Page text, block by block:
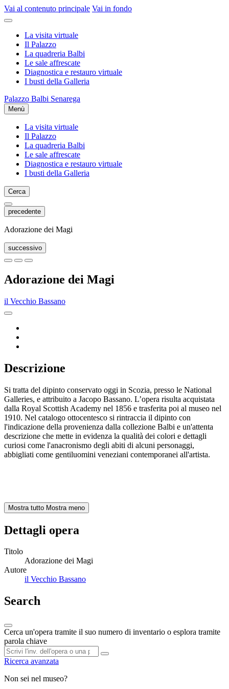
Vai al contenuto principale Vai in fondo
La visita virtuale
Il Palazzo
La quadreria Balbi
Le sale affrescate
Diagnostica e restauro virtuale
I busti della Galleria
Palazzo Balbi Senarega
Menù
La visita virtuale
Il Palazzo
La quadreria Balbi
Le sale affrescate
Diagnostica e restauro virtuale
I busti della Galleria
Cerca
precedente
Adorazione dei Magi
successivo
Adorazione dei Magi
il Vecchio Bassano
Descrizione
Si tratta del dipinto conservato oggi in Scozia, presso le National
Galleries, e attribuito a Jacopo Bassano. L’opera risulta acquistata
dalla Royal Scottish Academy nel 1856 e trasferita poi al museo nel
1910. Nel catalogo ottocentesco si rintraccia il dipinto con
l'indicazione della provenienza dalla collezione Balbi e un'attenta
descrizione che mette in evidenza la qualità dei colori e dettagli
curiosi come l'anacronismo degli abiti di alcuni personaggi,
abbigliati come gentiluomini veneziani contemporanei all'artista.
Mostra tutto Mostra meno
Dettagli opera
Titolo
Adorazione dei Magi
Autore
il Vecchio Bassano
Search
Cerca un'opera tramite il suo numero di inventario o esplora tramite
parola chiave
Ricerca avanzata
Non sei nel museo?